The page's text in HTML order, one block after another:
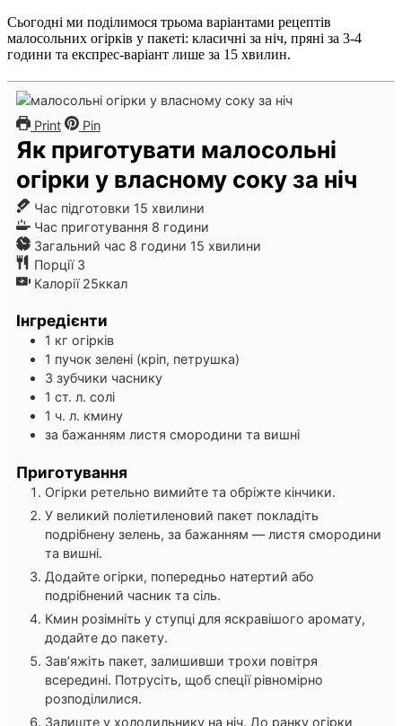
Сьогодні ми поділимося трьома варіантами рецептів
малосольних огірків у пакеті: класичні за ніч, пряні за 3-4
години та експрес-варіант лише за 15 хвилин.
Print Pin
Як приготувати малосольні
огірки у власному соку за ніч
Час підготовки 15 хвилини
хвилини
Час приготування 8 години
години
Загальний час 8 години
години 15 хвилини
хвилини
Порції 3
Калорії 25ккал
Інгредієнти
1 кг огірків
1 пучок зелені (кріп, петрушка)
3 зубчики часнику
1 ст. л. солі
1 ч. л. кмину
за бажанням листя смородини та вишні
Приготування
Огірки ретельно вимийте та обріжте кінчики.
У великий поліетиленовий пакет покладіть
подрібнену зелень, за бажанням — листя смородини
та вишні.
Додайте огірки, попередньо натертий або
подрібнений часник та сіль.
Кмин розімніть у ступці для яскравішого аромату,
додайте до пакету.
Зав’яжіть пакет, залишивши трохи повітря
всередині. Потрусіть, щоб спеції рівномірно
розподілилися.
Залиште у холодильнику на ніч. До ранку огірки